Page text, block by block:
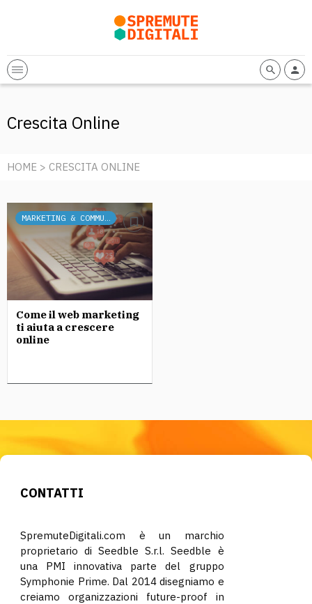
Crescita Online
HOME > CRESCITA ONLINE
MARKETING & COMMUNICATION
Come il web marketing
ti aiuta a crescere
online
CONTATTI
SpremuteDigitali.com è un marchio
proprietario di Seedble S.r.l. Seedble è
una PMI innovativa parte del gruppo
Symphonie Prime. Dal 2014 disegniamo e
creiamo organizzazioni future-proof in